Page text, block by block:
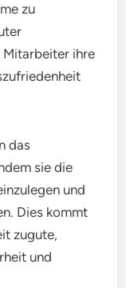
zu
Mitarbeiter ihre
das
sie die
und
Dies kommt
zugute,
und